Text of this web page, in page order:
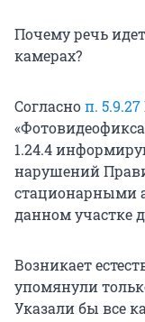
Почему речь
камерах?
Согласноп. 5.9.27
1.24.4
нарушений
стационарными
данном участке
Возникает
упомянули
Указали бы все